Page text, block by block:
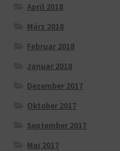
April 2018
März 2018
Februar 2018
Januar 2018
Dezember 2017
Oktober 2017
September 2017
Mai 2017